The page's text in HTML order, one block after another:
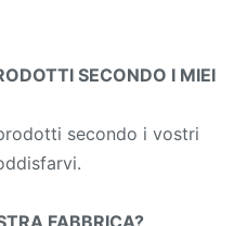
SECONDO I MIEI
secondo i vostri